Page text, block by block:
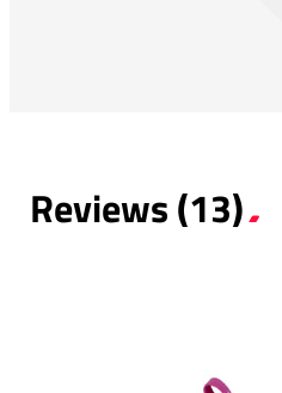
Reviews (13)